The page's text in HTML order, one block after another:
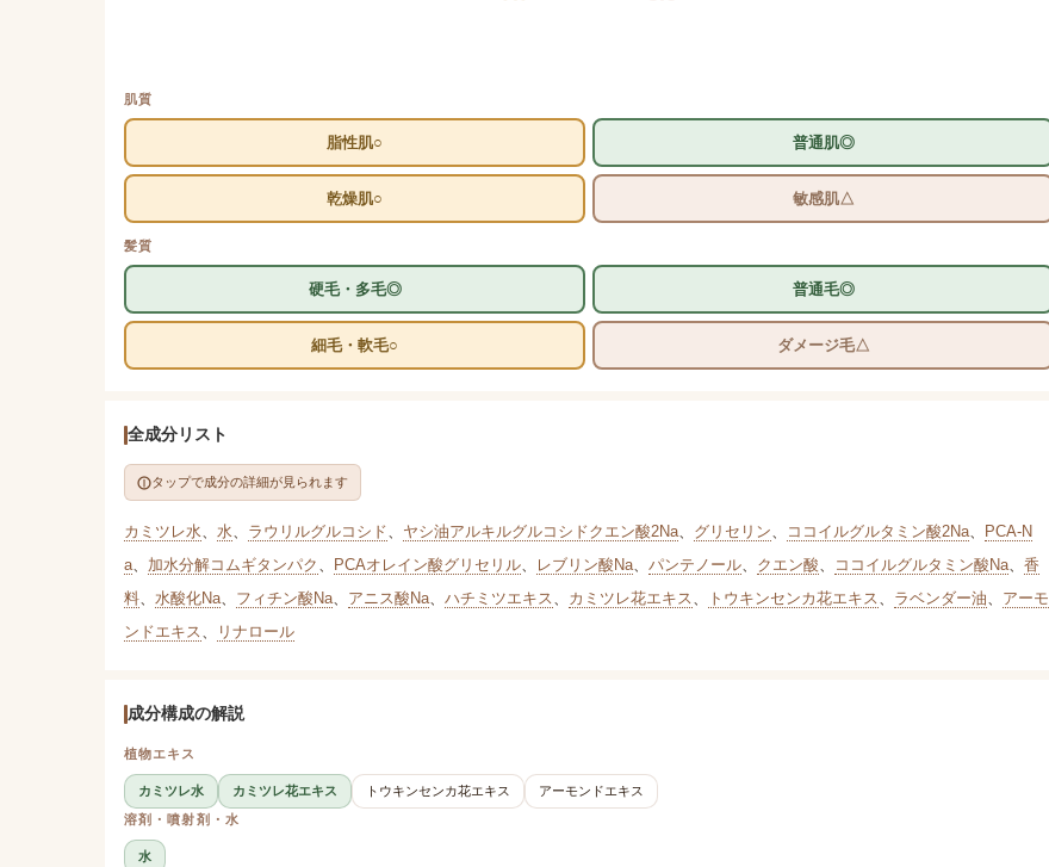
肌質
脂性肌○ 普通肌◎
乾燥肌○ 敏感肌△
髪質
硬毛・多毛◎ 普通毛◎
細毛・軟毛○ ダメージ毛△
全成分リスト
タップで成分の詳細が見られます
カミツレ水、 水、 ラウリルグルコシド、 ヤシ油アルキルグルコシドクエン酸2Na、 グリセリン、 ココイルグルタミン酸2Na、
PCA-N
a、 加水分解コムギタンパク 、 PCAオレイン酸グリセリル、 レブリン酸Na、 パンテノール、 クエン酸、 ココイルグルタミン酸Na、 香
料、 水酸化Na、 フィチン酸Na、 アニス酸Na、 ハチミツエキス、 カミツレ花エキス、 トウキンセンカ花エキス、 ラベンダー油、 アーモ
ンドエキス、 リナロール
成分構成の解説
植物エキス
カミツレ水 カミツレ花エキス トウキンセンカ花エキス
アーモンドエキス
溶剤・噴射剤・水
水